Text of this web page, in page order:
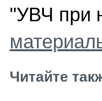
"УВЧ при
Читайте